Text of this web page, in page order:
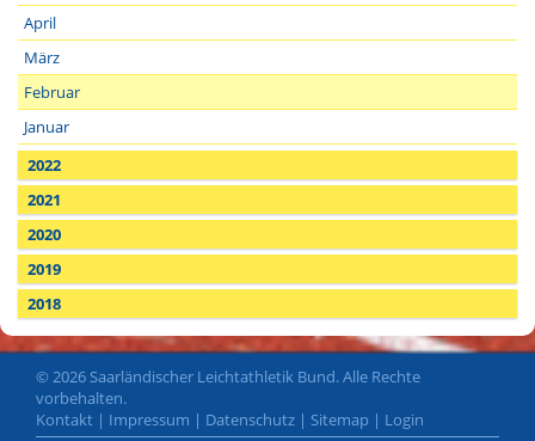
April
März
Februar
Januar
2022
2021
2020
2019
2018
© 2026 Saarländischer Leichtathletik Bund. Alle Rechte
vorbehalten.
Kontakt | Impressum | Datenschutz | Sitemap | Login